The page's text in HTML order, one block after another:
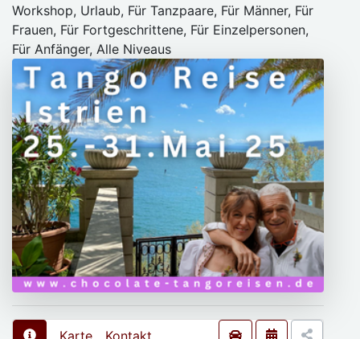
Workshop, Urlaub, Für Tanzpaare, Für Männer, Für
Frauen, Für Fortgeschrittene, Für Einzelpersonen,
Für Anfänger, Alle Niveaus
Karte Kontakt